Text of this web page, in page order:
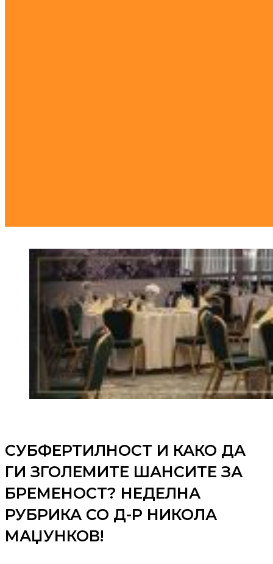
СУБФЕРТИЛНОСТ И КАКО ДА
ГИ ЗГОЛЕМИТЕ ШАНСИТЕ ЗА
БРЕМЕНОСТ? НЕДЕЛНА
РУБРИКА СО Д-Р НИКОЛА
МАЏУНКОВ!